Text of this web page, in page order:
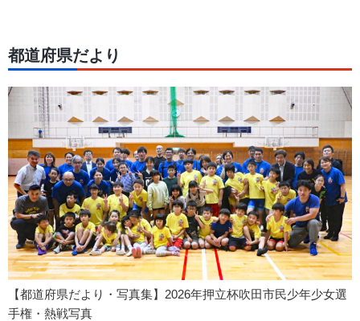
都道府県だより
【都道府県だより・写真集】2026年押立杯吹田市民少年少女選
手権・熱戦写真